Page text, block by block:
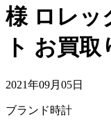
様 ロレッ
ト お買
2021年09月05日
ブランド時計